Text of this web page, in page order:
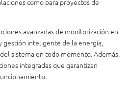
avanzadas de monitorización en
gestión inteligente de la energía,
sistema en todo momento. Además,
integradas que garantizan